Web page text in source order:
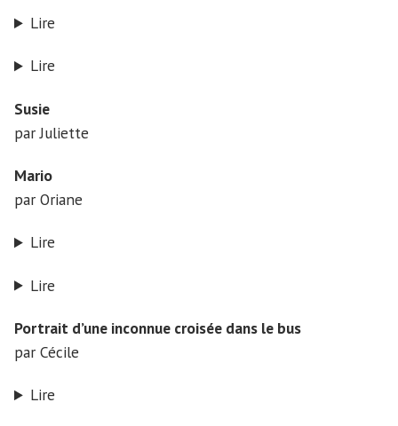
Lire
Lire
Susie
par Juliette
Mario
par Oriane
Lire
Lire
Portrait d’une inconnue croisée dans le bus
par Cécile
Lire